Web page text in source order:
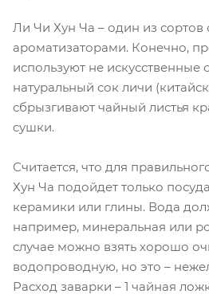
Ли Чи Хун Ча – один из сортов
ароматизаторами. Конечно,
используют не искусственные
натуральный сок личи
сбрызгивают чайный листья
сушки.
Считается, что для
Хун Ча подойдет только
керамики или глины. Вода
например, минеральная или
случае можно взять хорошо
водопроводную, но это –
Расход заварки – 1 чайная